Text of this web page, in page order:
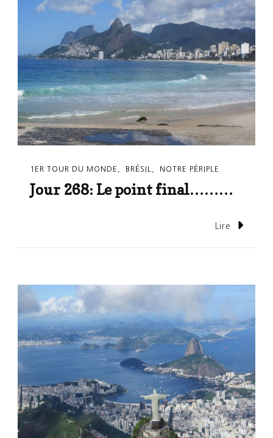
1ER TOUR DU MONDE BRÉSIL NOTRE PÉRIPLE
Jour 268: Le point final………
Lire